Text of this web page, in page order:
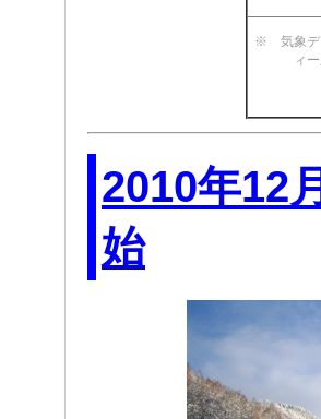
※ 気象デ
ィ
2010年12
始